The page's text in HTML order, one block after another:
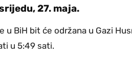
27. maja.
u BiH bit će održana u Gazi
u 5:49 sati.